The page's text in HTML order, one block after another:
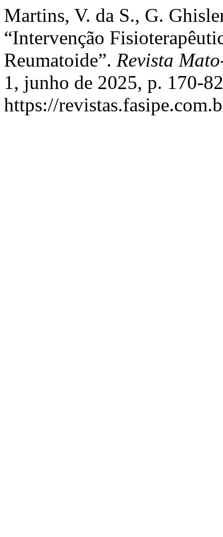
Martins, V. da S., G.
“Intervenção
Reumatoide”. Revista
1, junho de 2025, p. 170-
https://